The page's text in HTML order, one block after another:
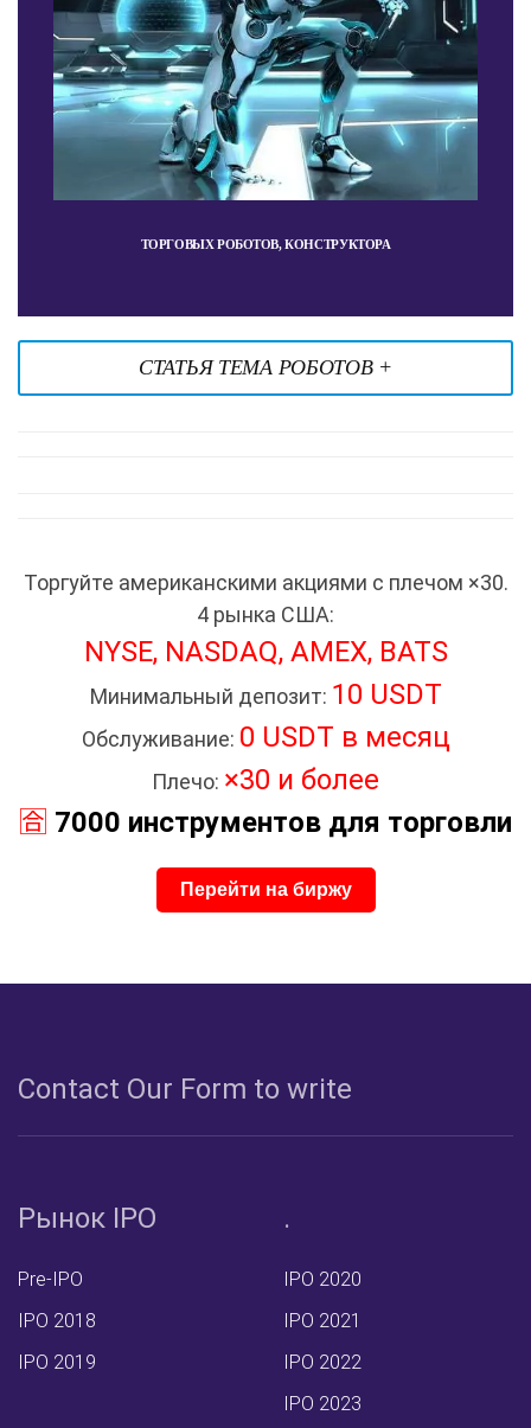
ТОРГОВЫХ РОБОТОВ, КОНСТРУКТОРА
СТАТЬЯ ТЕМА РОБОТОВ +
Торгуйте американскими акциями с плечом ×30.
4 рынка США:
NYSE, NASDAQ, AMEX, BATS
Минимальный депозит: 10 USDT
Обслуживание: 0 USDT в месяц
Плечо: ×30 и более
🈴 7000 инструментов для торговли
Перейти на биржу
Сontact Our Form to write
Рынок IPO
Pre-IPO
IPO 2018
IPO 2019
.
IPO 2020
IPO 2021
IPO 2022
IPO 2023